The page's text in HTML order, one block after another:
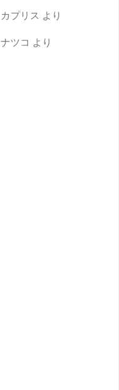
カプリス より
ナツコ より